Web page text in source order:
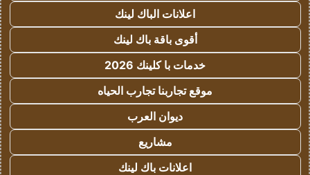
اعلانات الباك لينك
أقوى باقة باك لينك
خدمات با كلينك 2026
موقع تجاربنا تجارب الحياه
ديوان العرب
مشاريع
اعلانات باك لينك